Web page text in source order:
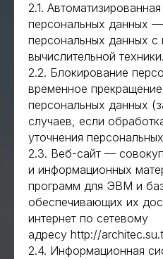
2.1.
персональных данных
персональных данных
вычислительной техники.
2.2. Блокирование
временное
персональных данных
случаев, если
уточнения
2.3. Веб-сайт —
и информационных
программ для ЭВМ и
обеспечивающих их
интернет по сетевому
адресу http://
2.4. Информационная